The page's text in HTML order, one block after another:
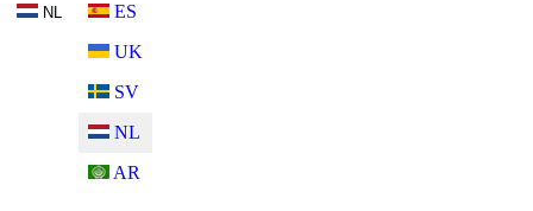
NL
ES
UK
SV
NL
AR